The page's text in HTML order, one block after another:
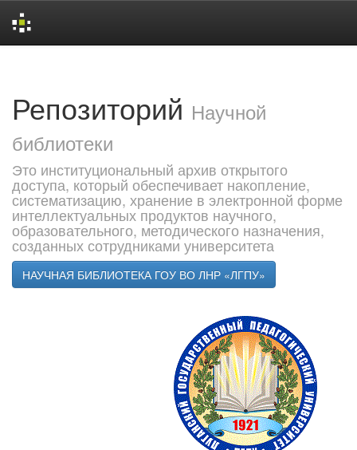
Репозиторий Научной
библиотеки
Это институциональный архив открытого
доступа, который обеспечивает накопление,
систематизацию, хранение в электронной форме
интеллектуальных продуктов научного,
образовательного, методического назначения,
созданных сотрудниками университета
НАУЧНАЯ БИБЛИОТЕКА ГОУ ВО ЛНР «ЛГПУ»